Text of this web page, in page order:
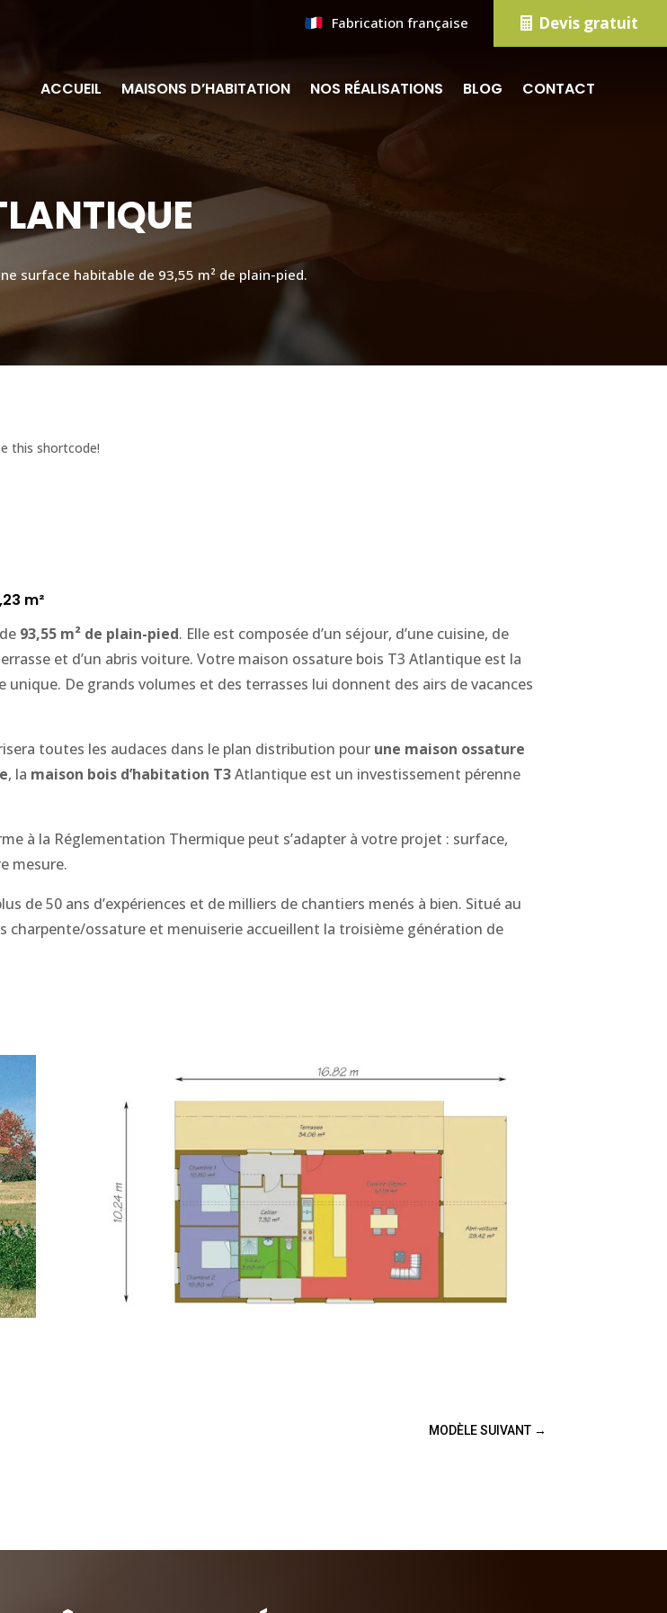
Fabrication française Devis gratuit
ACCUEIL MAISONS D’HABITATION NOS RÉALISATIONS BLOG CONTACT
surface habitable de 93,55 m² de plain-pied.
this shortcode!
m²
93,55 m² de plain-pied. Elle est composée d’un séjour, d’une cuisine, de
terrasse et d’un abris voiture. Votre maison ossature bois T3 Atlantique est la
De grands volumes et des terrasses lui donnent des airs de vacances
toutes les audaces dans le plan distribution pour une maison ossature
, la maison bois d’habitation T3Atlantique est un investissement pérenne
à la Réglementation Thermique peut s’adapter à votre projet : surface,
mesure.
de50 ans d’expériences et de milliers de chantiers menés à bien. Situé au
charpente/ossature et menuiserie accueillent la troisième génération de
MODÈLE SUIVANT→